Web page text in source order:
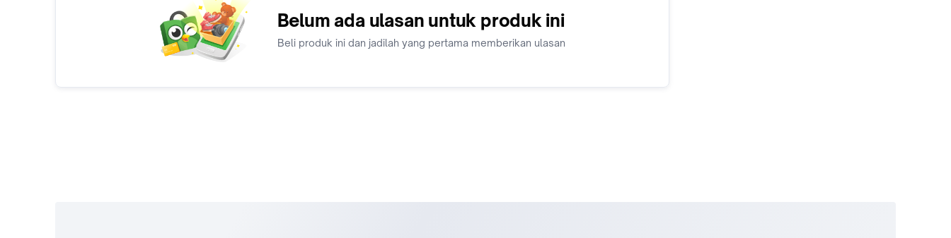
Belum ada ulasan untuk produk ini
Beli produk ini dan jadilah yang pertama memberikan ulasan